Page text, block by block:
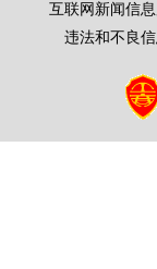
互联网新闻信
违法和不良信